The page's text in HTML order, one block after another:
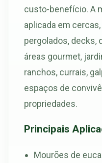
custo-benefício. A
aplicada em
pergolados, decks,
áreas gourmet,
ranchos, currais,
espaços de
propriedades.
Principais
Mourões de